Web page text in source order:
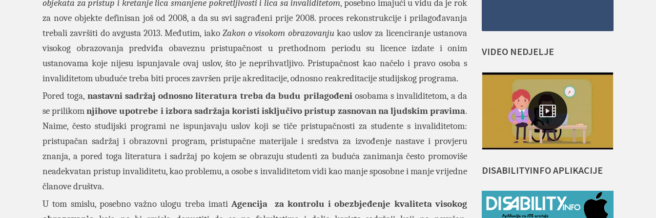
objekata za pristup i kretanje lica smanjene pokretljivosti i lica sa invaliditetom, posebno imajući u vidu da je rok
za nove objekte definisan još od 2008, a da su svi sagrađeni prije 2008. proces rekonstrukcije i prilagođavanja
trebali završiti do avgusta 2013. Međutim, iako Zakon o visokom obrazovanjukao uslov za licenciranje ustanova
visokog obrazovanja predviđa obaveznu pristupačnost u prethodnom periodu su licence izdate i onim
ustanovama koje nijesu ispunjavale ovaj uslov, što je neprihvatljivo. Pristupačnost kao načelo i pravo osoba s
invaliditetom ubuduće treba biti proces završen prije akreditacije, odnosno reakreditacije studijskog programa.
Pored toga, nastavni sadržaj odnosno literatura treba da budu prilagođeniosobama s invaliditetom, a da
se prilikomnjihove upotrebe i izbora sadržaja koristi isključivo pristup zasnovan na ljudskim pravima.
Naime, često studijski programi ne ispunjavaju uslov koji se tiče pristupačnosti za studente s invaliditetom:
pristupačan sadržaj i obrazovni program, pristupačne materijale i sredstva za izvođenje nastave i provjeru
znanja, a pored toga literatura i sadržaj po kojem se obrazuju studenti za buduća zanimanja često promoviše
neadekvatan pristup invaliditetu, kao problemu, a osobe s invaliditetom vidi kao manje sposobne i manje vrijedne
članove društva.
U tom smislu, posebno važno ulogu treba imatiAgencija za kontrolu i obezbjeđenje kvaliteta visokog
VIDEO NEDJELJE
DISABILITYINFOAPLIKACIJE